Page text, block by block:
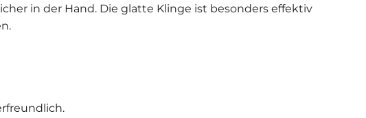
in der Hand. Die glatte Klinge ist besonders effektiv